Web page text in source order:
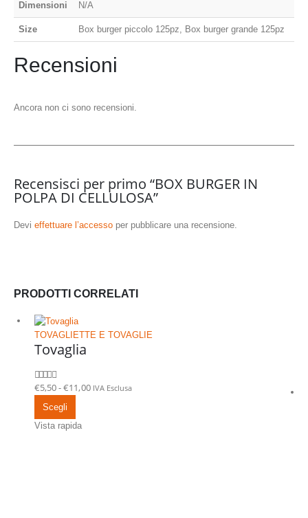
Dimensioni N/A
Size Box burger piccolo 125pz, Box burger grande 125pz
Recensioni
Ancora non ci sono recensioni.
Recensisci per primo “BOX BURGER IN
POLPA DI CELLULOSA”
Devi effettuare l’accesso per pubblicare una recensione.
PRODOTTI CORRELATI
TOVAGLIETTE E TOVAGLIE
Tovaglia
0Su 5
€5,50-€11,00Fascia
IVA Esclusa
Scegli
ha
Vista rapida